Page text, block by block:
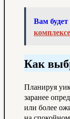
Вам
Как
Планируя
заранее
или более